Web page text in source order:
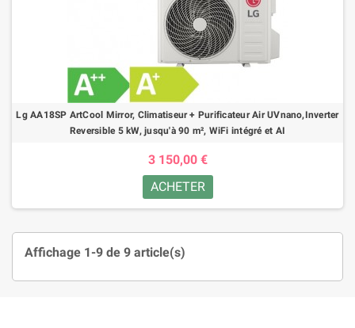
Lg AA18SP ArtCool Mirror, Climatiseur + Purificateur Air UVnano,Inverter
Reversible 5 kW, jusqu'à 90 m², WiFi intégré et AI
3 150,00 €
ACHETER
Affichage 1-9 de 9 article(s)